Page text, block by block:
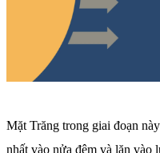
Mặt Trăng trong giai đoạn
nhất vào nửa đêm và lặn